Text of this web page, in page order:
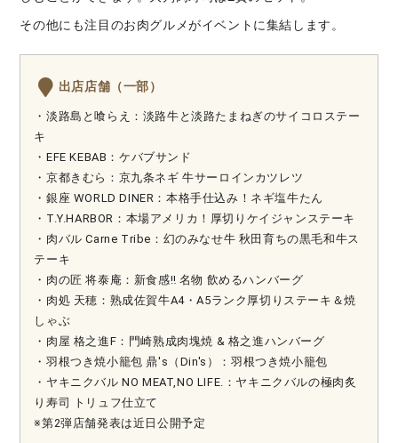
その他にも注目のお肉グルメがイベントに集結します。
出店店舗（一部）
・淡路島と喰らえ：淡路牛と淡路たまねぎのサイコロステー
キ
・EFE KEBAB：ケバブサンド
・京都きむら：京九条ネギ 牛サーロインカツレツ
・銀座 WORLD DINER：本格手仕込み！ネギ塩牛たん
・T.Y.HARBOR：本場アメリカ！厚切りケイジャンステーキ
・肉バル Carne Tribe：幻のみなせ牛 秋田育ちの黒毛和牛ス
テーキ
・肉の匠 将泰庵：新食感‼ 名物 飲めるハンバーグ
・肉処 天穂：熟成佐賀牛A4・A5ランク厚切りステーキ＆焼
しゃぶ
・肉屋 格之進F：門崎熟成肉塊焼 & 格之進ハンバーグ
・羽根つき焼小籠包 鼎's（Din's）：羽根つき焼小籠包
・ヤキニクバル NO MEAT,NO LIFE.：ヤキニクバルの極肉炙
り寿司 トリュフ仕立て
※第2弾店舗発表は近日公開予定